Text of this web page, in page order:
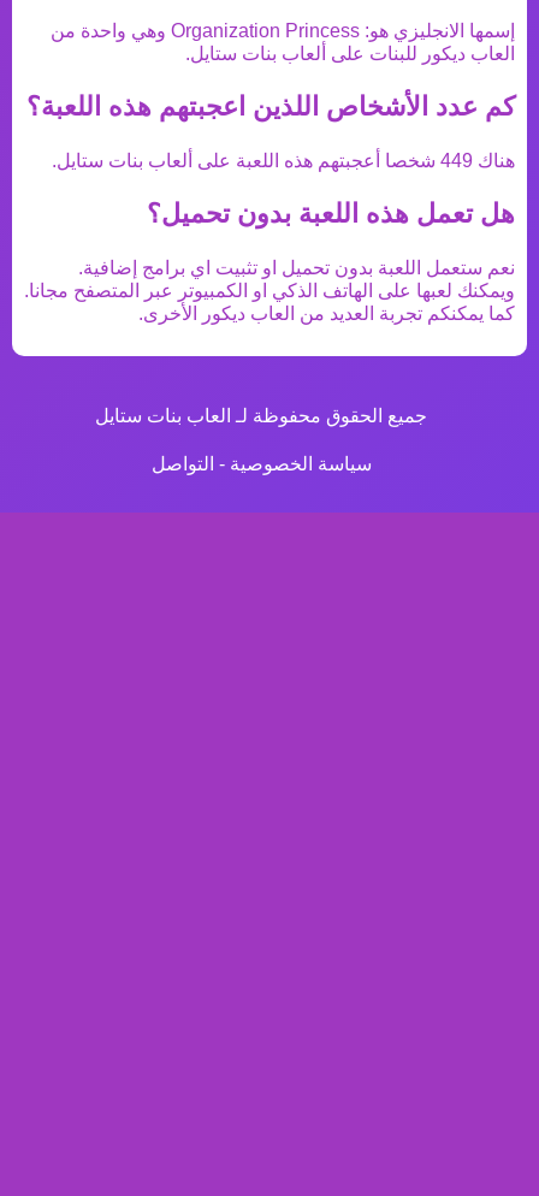
إسمها الانجليزي هو: Organization Princess وهي واحدة من
العاب ديكور للبنات على ألعاب بنات ستايل.
كم عدد الأشخاص اللذين اعجبتهم هذه اللعبة؟
هناك 449 شخصا أعجبتهم هذه اللعبة على ألعاب بنات ستايل.
هل تعمل هذه اللعبة بدون تحميل؟
نعم ستعمل اللعبة بدون تحميل او تثبيت اي برامج إضافية.
ويمكنك لعبها على الهاتف الذكي او الكمبيوتر عبر المتصفح مجانا.
كما يمكنكم تجربة العديد من العاب ديكور الأخرى.
جميع الحقوق محفوظة لـ العاب بنات ستايل
سياسة الخصوصية - التواصل